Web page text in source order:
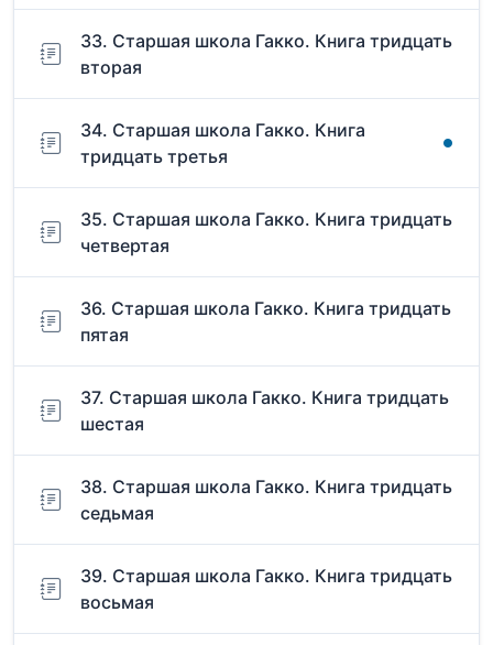
33. Старшая школа Гакко. Книга тридцать
вторая
34. Старшая школа Гакко. Книга
тридцать третья
35. Старшая школа Гакко. Книга тридцать
четвертая
36. Старшая школа Гакко. Книга тридцать
пятая
37. Старшая школа Гакко. Книга тридцать
шестая
38. Старшая школа Гакко. Книга тридцать
седьмая
39. Старшая школа Гакко. Книга тридцать
восьмая